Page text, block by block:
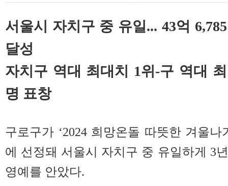
서울시 자치구 중 유일... 43억
달성
자치구 역대 최대치 1위-구 역대
명 표창
구로구가 ‘2024 희망온돌 따뜻한 겨울
에 선정돼 서울시 자치구 중 유일하게 3
영예를 안았다.